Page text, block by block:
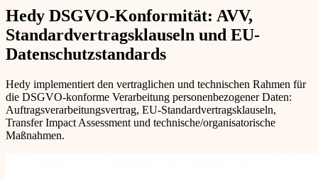
Hedy DSGVO-Konformität: AVV,
Standardvertragsklauseln und EU-
Datenschutzstandards
Hedy implementiert den vertraglichen und technischen Rahmen für
die DSGVO-konforme Verarbeitung personenbezogener Daten:
Auftragsverarbeitungsvertrag, EU-Standardvertragsklauseln,
Transfer Impact Assessment und technische/organisatorische
Maßnahmen.